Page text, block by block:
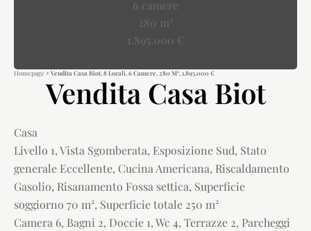
6 camere
280 m²
1.895.000 €
Homepage Vendita Casa Biot, 8 Locali, 6 Camere, 280 M², 1.895.000 €
Vendita Casa Biot
Casa
Livello 1, Vista Sgomberata, Esposizione Sud, Stato
generale Eccellente, Cucina Americana, Riscaldamento
Gasolio, Risanamento Fossa settica, Superficie
soggiorno 70 m², Superficie totale 250 m²
Camera 6, Bagni 2, Doccie 1, Wc 4, Terrazze 2, Parcheggi